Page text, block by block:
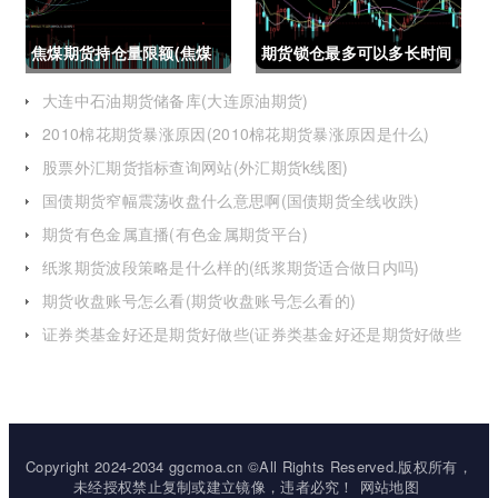
焦煤期货持仓量限额(焦煤
期货持仓量限额是多少)
期货锁仓最多可以多长时间
(期货锁仓最多可以多长时
间卖出)
大连中石油期货储备库(大连原油期货)
2010棉花期货暴涨原因(2010棉花期货暴涨原因是什么)
股票外汇期货指标查询网站(外汇期货k线图)
国债期货窄幅震荡收盘什么意思啊(国债期货全线收跌)
期货有色金属直播(有色金属期货平台)
纸浆期货波段策略是什么样的(纸浆期货适合做日内吗)
期货收盘账号怎么看(期货收盘账号怎么看的)
证券类基金好还是期货好做些(证券类基金好还是期货好做些
Copyright 2024-2034 ggcmoa.cn ©All Rights Reserved.版权所有，
未经授权禁止复制或建立镜像，违者必究！
网站地图